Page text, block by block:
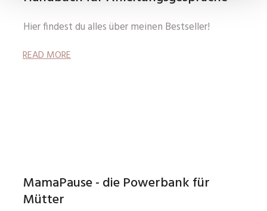
Hier findest du alles über meinen Bestseller!
READ MORE
MamaPause - die Powerbank für
Mütter